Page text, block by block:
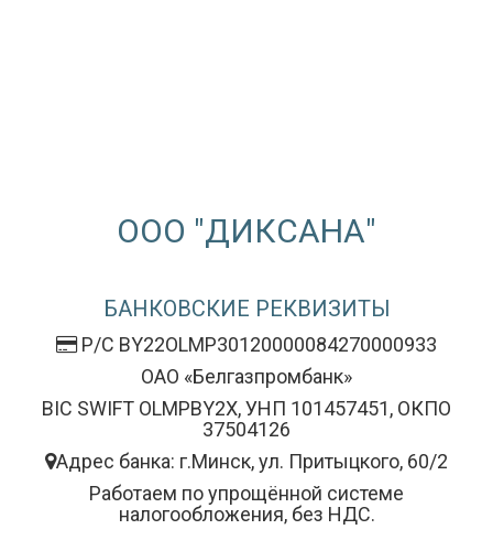
ООО "ДИКСАНА"
БАНКОВСКИЕ РЕКВИЗИТЫ
Р/С BY22OLMP30120000084270000933
ОАО «Белгазпромбанк»
BIC SWIFT OLMPBY2X, УНП 101457451, ОКПО
37504126
Адрес банка: г.Минск, ул. Притыцкого, 60/2
Работаем по упрощённой системе
налогообложения, без НДС.